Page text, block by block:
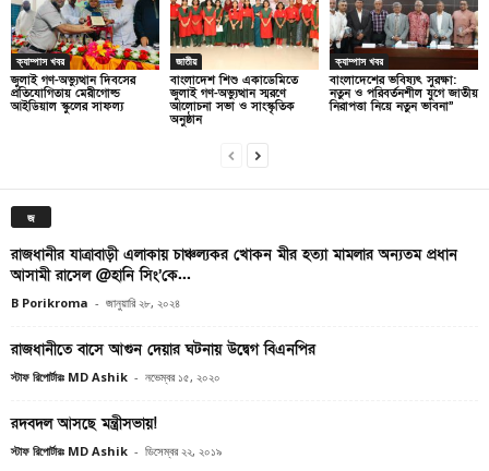
ক্যাম্পাস খবর
জুলাই গণ-অভ্যুত্থান দিবসের
প্রতিযোগিতায় মেরীগোল্ড
আইডিয়াল স্কুলের সাফল্য
জাতীয়
বাংলাদেশ শিশু একাডেমিতে
জুলাই গণ-অভ্যুত্থান স্মরণে
আলোচনা সভা ও সাংস্কৃতিক
অনুষ্ঠান
ক্যাম্পাস খবর
বাংলাদেশের ভবিষ্যৎ সুরক্ষা:
নতুন ও পরিবর্তনশীল যুগে জাতীয়
নিরাপত্তা নিয়ে নতুন ভাবনা”
জ
রাজধানীর যাত্রাবাড়ী এলাকায় চাঞ্চল্যকর খোকন মীর হত্যা মামলার অন্যতম প্রধান
আসামী রাসেল @হানি সিং’কে...
B Porikroma - জানুয়ারি ২৮, ২০২৪
রাজধানীতে বাসে আগুন দেয়ার ঘটনায় উদ্বেগ বিএনপির
স্টাফ রিপোর্টারঃ MD Ashik - নভেম্বর ১৫, ২০২০
রদবদল আসছে মন্ত্রীসভায়!
স্টাফ রিপোর্টারঃ MD Ashik - ডিসেম্বর ২২, ২০১৯